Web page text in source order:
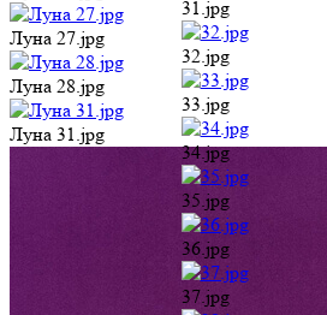
36.jpg
37.jpg
38.jpg
39.jpg
40.jpg
41.jpg
42.jpg